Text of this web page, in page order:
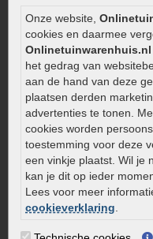
Onze website,
cookies en daarmee
Onlinetuinwarenhuis.nl
het gedrag van
aan de hand van deze
plaatsen derden
advertenties te tonen.
cookies worden
toestemming voor deze
een vinkje plaatst. Wil je
kan je dit op ieder
Lees voor meer
cookieverklaring
Aanlegtips voor
Zelf een terras aanleggen
Kleine stadstuin inrichten
0320 – 219170
Kaapstanderweg 41
8243 RB Lelystad
Routebeschrijving
Openingstijden
Maandag